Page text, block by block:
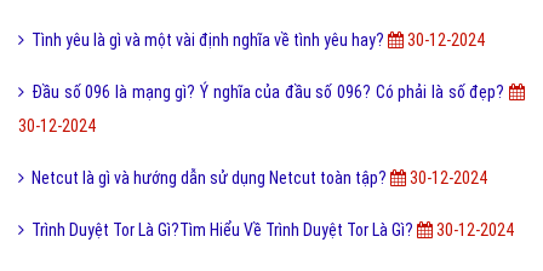
Tình yêu là gì và một vài định nghĩa về tình yêu hay? 30-12-2024
Đầu số 096 là mạng gì? Ý nghĩa của đầu số 096? Có phải là số đẹp?
30-12-2024
Netcut là gì và hướng dẫn sử dụng Netcut toàn tập? 30-12-2024
Trình Duyệt Tor Là Gì?Tìm Hiểu Về Trình Duyệt Tor Là Gì? 30-12-2024